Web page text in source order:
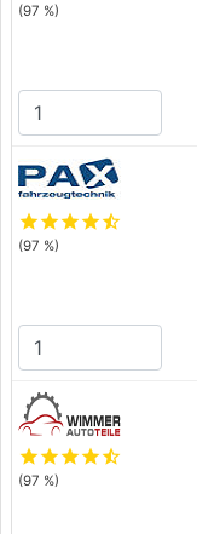
(97 %)
starstarstarstarstar_half
(97 %)
starstarstarstarstar_half
(97 %)